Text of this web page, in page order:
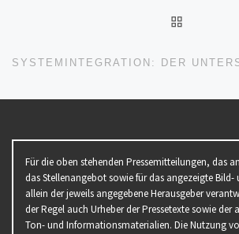
Für die oben stehenden Pressemitteilungen, das
das Stellenangebot sowie für das angezeigte
allein der jeweils angegebene Herausgeber
der Regel auch Urheber der Pressetexte sowie der
Ton- und Informationsmaterialien. Die Nutzung